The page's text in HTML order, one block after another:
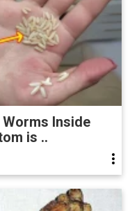
Inside
is ..